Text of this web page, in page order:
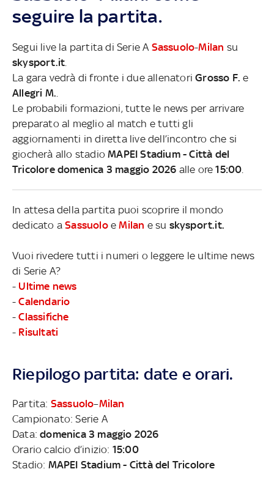
seguire la partita.
Segui live la partita di Serie A Sassuolo-Milan su
skysport.it
La gara vedrà di fronte i due allenatoriGrosso F. e
Allegri M.
Le probabili formazioni, tutte le news per arrivare
preparato al meglio al match e tutti gli
aggiornamenti in diretta live dell’incontro che si
giocherà allo stadioMAPEI Stadium - Città del
Tricolore domenica 3 maggio 2026 alle ore15:00
In attesa della partita puoi scoprire il mondo
dedicato aSassuoloeMilan e su skysport.it.
Vuoi rivedere tutti i numeri o leggere le ultime news
di Serie A?
- Ultime news
-Calendario
-Classifiche
- Risultati
Riepilogo partita: date e orari.
Partita: Sassuolo–Milan
Campionato: Serie A
Data:domenica 3 maggio 2026
Orario calcio d’inizio: 15:00
Stadio: MAPEI Stadium - Città del Tricolore